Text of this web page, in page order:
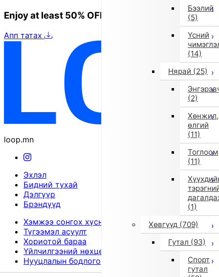
Бээлий
(5)
Үсний
(14)
Нярай (25)
(2)
Хөнжил,
өлгий
(11)
Тоглоом
(11)
(1)
Хөвгүүд (709)
Гутал (93)
Спорт
гутал
Enjoy at least 50% OFF Tokyo fashion
Апп татах
loop.mn
Эхлэл
Бидний тухай
Дэлгүүр
Брэндүүд
Хэмжээ сонгох хүснэгт
Түгээмэл асуулт
Хориотой бараа
Үйлчилгээний нөхцөл
Нууцлалын бодлого